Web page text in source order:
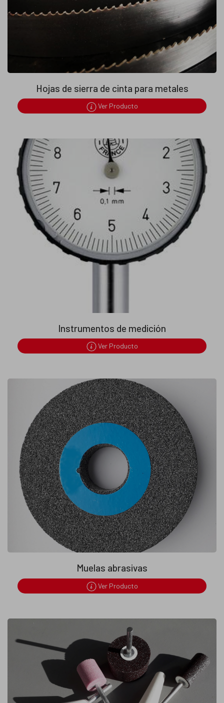
Hojas de sierra de cinta para metales
Ver Producto
Instrumentos de medición
Ver Producto
Muelas abrasivas
Ver Producto